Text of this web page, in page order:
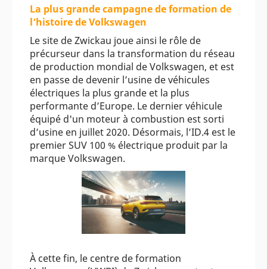
La plus grande campagne de formation de
l’histoire de Volkswagen
Le site de Zwickau joue ainsi le rôle de
précurseur dans la transformation du réseau
de production mondial de Volkswagen, et est
en passe de devenir l’usine de véhicules
électriques la plus grande et la plus
performante d’Europe. Le dernier véhicule
équipé d'un moteur à combustion est sorti
d’usine en juillet 2020. Désormais, l’ID.4 est le
premier SUV 100 % électrique produit par la
marque Volkswagen.
À cette fin, le centre de formation